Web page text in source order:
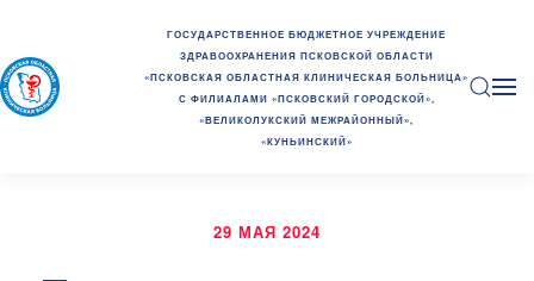
ГОСУДАРСТВЕННОЕ БЮДЖЕТНОЕ УЧРЕЖДЕНИЕ
ЗДРАВООХРАНЕНИЯ ПСКОВСКОЙ ОБЛАСТИ
«ПСКОВСКАЯ ОБЛАСТНАЯ КЛИНИЧЕСКАЯ БОЛЬНИЦА»
С ФИЛИАЛАМИ «ПСКОВСКИЙ ГОРОДСКОЙ»,
«ВЕЛИКОЛУКСКИЙ МЕЖРАЙОННЫЙ»,
«КУНЬИНСКИЙ»
29 МАЯ 2024